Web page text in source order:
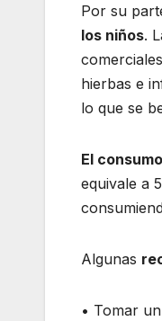
Por su
los niños.
hierbas e
lo que se
El
equivale a
Algunas
• Tomar